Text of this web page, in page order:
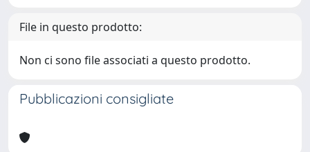
File in questo prodotto:
Non ci sono file associati a questo prodotto.
Pubblicazioni consigliate